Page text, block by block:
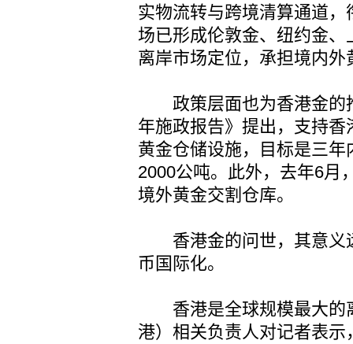
实物流转与跨境清算通道
场已形成伦敦金、纽约金
离岸市场定位，承担境内
政策层面也为香港金的
年施政报告》提出，支持
黄金仓储设施，目标是三
2000公吨。此外，去年6月
境外黄金交割仓库。
香港金的问世，其意义
币国际化。
香港是全球规模最大的
港）相关负责人对记者表